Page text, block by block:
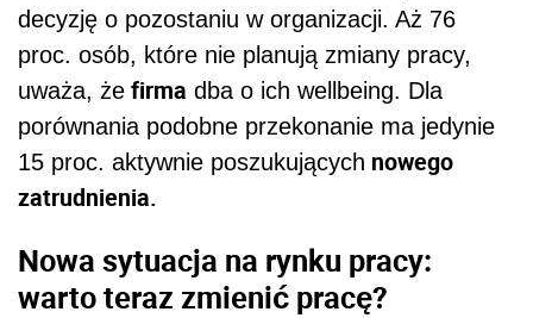
decyzję o pozostaniu w organizacji. Aż 76
proc. osób, które nie planują zmiany pracy,
uważa, że firma dba o ich wellbeing. Dla
porównania podobne przekonanie ma jedynie
15 proc. aktywnie poszukujących nowego
zatrudnienia.
Nowa sytuacja na rynku pracy:
warto teraz zmienić pracę?